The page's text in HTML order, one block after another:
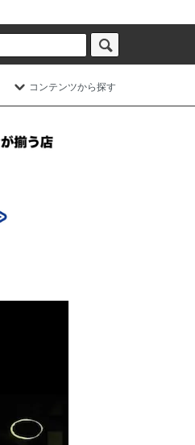
コンテンツから探す